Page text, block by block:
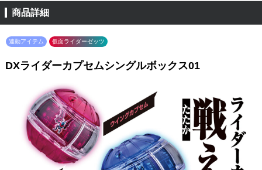
商品詳細
連動アイテム 仮面ライダーゼッツ
DXライダーカプセムシングルボックス01